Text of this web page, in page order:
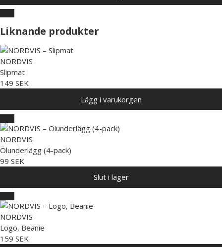
Liknande produkter
NORDVIS
Slipmat
149 SEK
Lägg i varukorgen
NORDVIS
Ölunderlägg (4-pack)
99 SEK
Slut i lager
NORDVIS
Logo, Beanie
159 SEK